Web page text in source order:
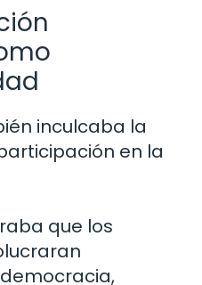
inculcaba la
en la
que los